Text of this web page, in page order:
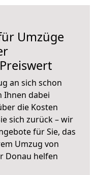
Umzüge
an sich schon
Ihnen dabei
die Kosten
sich zurück – wir
für Sie, das
Umzug von
Donau helfen